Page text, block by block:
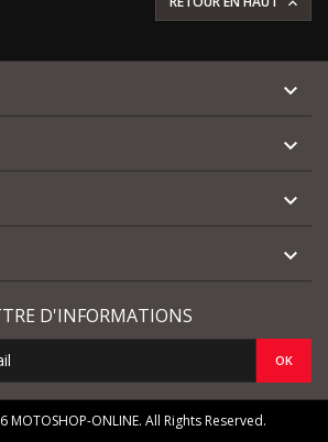




D'INFORMATIONS
ONLINE. All Rights Reserved.